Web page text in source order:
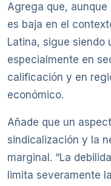
Agrega que, aunque
es baja en el
Latina, sigue siendo
especialmente en
calificación y en
económico.
Añade que un
sindicalización y la
marginal. “La
limita severamente